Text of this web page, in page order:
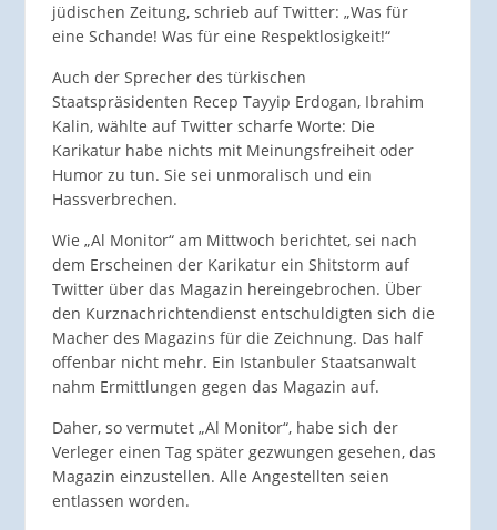
jüdischen Zeitung, schrieb auf Twitter: „Was für
eine Schande! Was für eine Respektlosigkeit!“
Auch der Sprecher des türkischen
Staatspräsidenten Recep Tayyip Erdogan, Ibrahim
Kalin, wählte auf Twitter scharfe Worte: Die
Karikatur habe nichts mit Meinungsfreiheit oder
Humor zu tun. Sie sei unmoralisch und ein
Hassverbrechen.
Wie „Al Monitor“ am Mittwoch berichtet, sei nach
dem Erscheinen der Karikatur ein Shitstorm auf
Twitter über das Magazin hereingebrochen. Über
den Kurznachrichtendienst entschuldigten sich die
Macher des Magazins für die Zeichnung. Das half
offenbar nicht mehr. Ein Istanbuler Staatsanwalt
nahm Ermittlungen gegen das Magazin auf.
Daher, so vermutet „Al Monitor“, habe sich der
Verleger einen Tag später gezwungen gesehen, das
Magazin einzustellen. Alle Angestellten seien
entlassen worden.